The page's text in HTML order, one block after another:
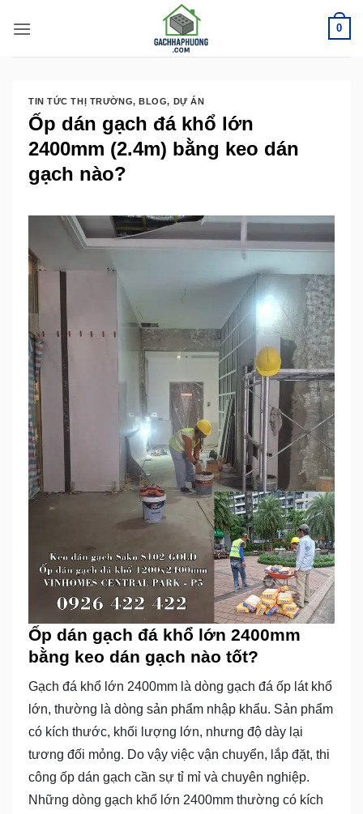
qua
nội
0
TIN TỨC THỊ TRƯỜNG,BLOG, DỰ ÁN
Ốp dán gạch đá khổ lớn
2400mm (2.4m) bằng keo dán
gạch nào?
Ốp dán gạch đá khổ lớn 2400mm
bằng keo dán gạch nào tốt?
Gạch đá khổ lớn 2400mm là dòng gạch đá ốp lát khổ
lớn, thường là dòng sản phẩm nhập khẩu. Sản phẩm
có kích thước, khối lượng lớn, nhưng độ dày lại
tương đối mỏng. Do vậy việc vận chuyển, lắp đặt, thi
công ốp dán gạch cần sự tỉ mỉ và chuyên nghiệp.
Những dòng gạch khổ lớn 2400mm thường có kích